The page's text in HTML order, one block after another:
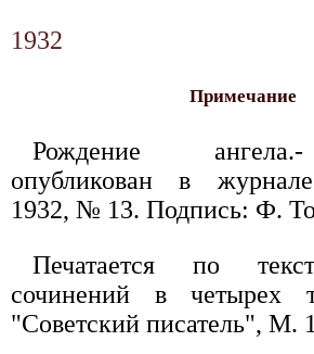
1932
Примечание
Рождение
опубликован в
1932, № 13. Подпись: Ф.
Печатается по
сочинений в четырех
"Советский писатель", М.